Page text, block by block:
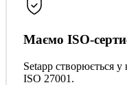
Маємо ISO-
Setapp створюється у
ISO 27001.